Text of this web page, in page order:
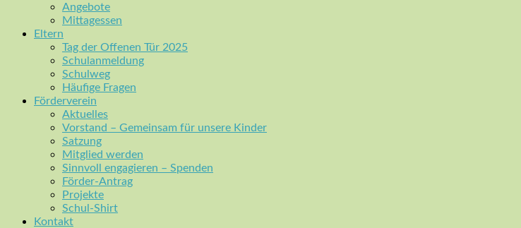
Angebote
Mittagessen
Eltern
Tag der Offenen Tür 2025
Schulanmeldung
Schulweg
Häufige Fragen
Förderverein
Aktuelles
Vorstand – Gemeinsam für unsere Kinder
Satzung
Mitglied werden
Sinnvoll engagieren – Spenden
Förder-Antrag
Projekte
Schul-Shirt
Kontakt